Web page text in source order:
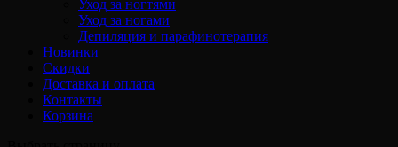
Уход за ногтями
Уход за ногами
Депиляция и парафинотерапия
Новинки
Скидки
Доставка и оплата
Контакты
Корзина